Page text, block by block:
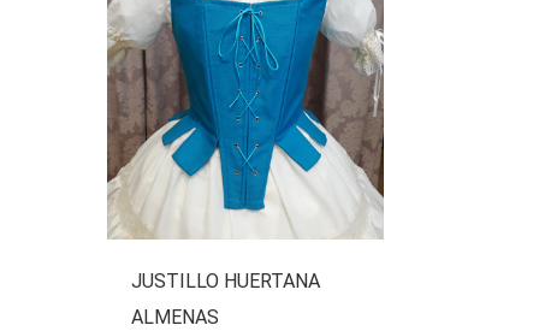
JUSTILLO HUERTANA
ALMENAS